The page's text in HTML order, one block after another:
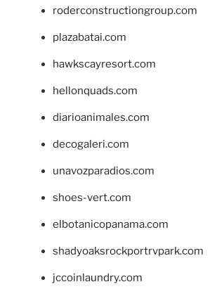
roderconstructiongroup.com
plazabatai.com
hawkscayresort.com
hellonquads.com
diarioanimales.com
decogaleri.com
unavozparadios.com
shoes-vert.com
elbotanicopanama.com
shadyoaksrockportrvpark.com
jccoinlaundry.com